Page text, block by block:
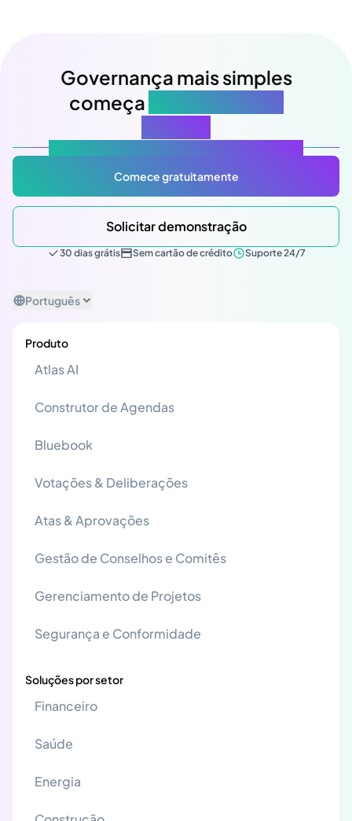
Governança mais simples
começa
Comece gratuitamente
Solicitar demonstração
30 dias grátis Sem cartão de crédito Suporte 24/7
Português
Produto
Atlas AI
Construtor de Agendas
Bluebook
Votações & Deliberações
Atas & Aprovações
Gestão de Conselhos e Comitês
Gerenciamento de Projetos
Segurança e Conformidade
Soluções por setor
Financeiro
Saúde
Energia